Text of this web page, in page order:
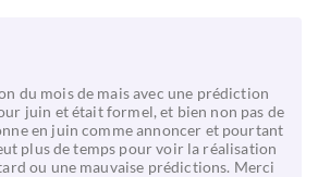
du mois de mais avec une prédiction
juin et était formel, et bien non pas de
en juin comme annoncer et pourtant
plus de temps pour voir la réalisation
ou une mauvaise prédictions. Merci